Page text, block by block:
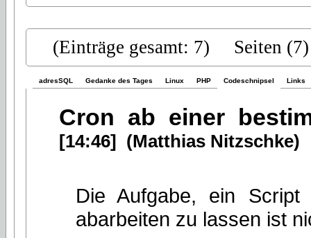
(Einträge gesamt: 7) Seiten
adresSQL Gedanke des Tages Linux PHP Codeschnipsel Links
Cron ab einer
[14:46] (Matthias Nitzschke)
Die Aufgabe, ein
abarbeiten zu lassen ist